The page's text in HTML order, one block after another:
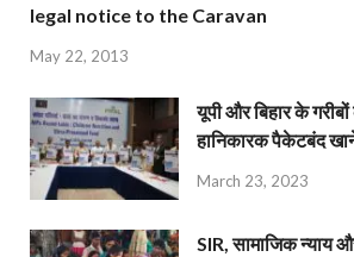
legal notice to the Caravan
May 22, 2013
यूपी और बिहार के
हानिकारक पैकेटबंद
March 23, 2023
SIR, सामाजिक न्याय